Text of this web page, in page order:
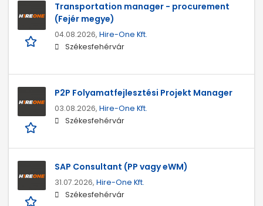
Transportation manager - procurement
(Fejér megye)
04.08.2026, Hire-One Kft.
Székesfehérvár
P2P Folyamatfejlesztési Projekt Manager
03.08.2026, Hire-One Kft.
Székesfehérvár
SAP Consultant (PP vagy eWM)
31.07.2026, Hire-One Kft.
Székesfehérvár